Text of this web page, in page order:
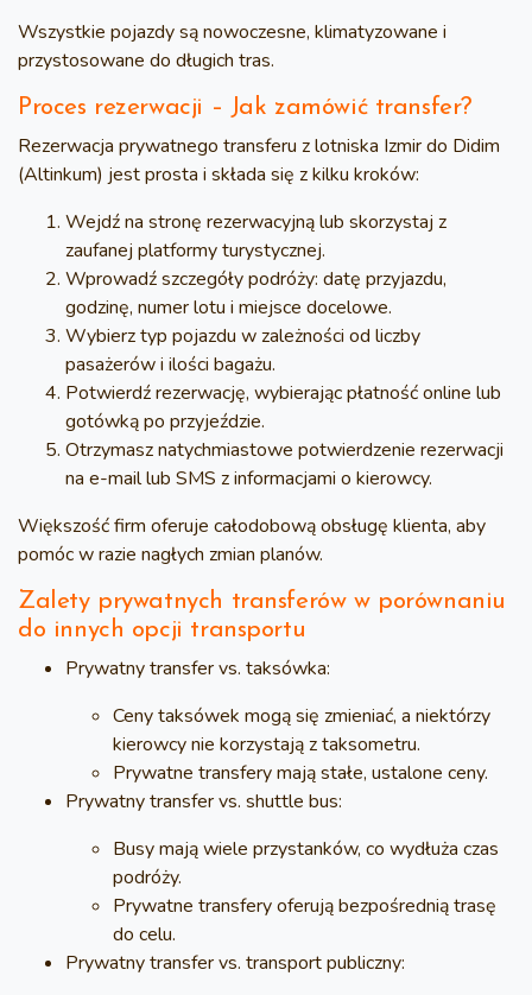
Wszystkie pojazdy są nowoczesne, klimatyzowane i
przystosowane do długich tras.
Proces rezerwacji – Jak zamówić transfer?
Rezerwacja prywatnego transferu z lotniska Izmir do Didim
(Altinkum) jest prosta i składa się z kilku kroków:
Wejdź na stronę rezerwacyjną lub skorzystaj z
zaufanej platformy turystycznej.
Wprowadź szczegóły podróży: datę przyjazdu,
godzinę, numer lotu i miejsce docelowe.
Wybierz typ pojazdu w zależności od liczby
pasażerów i ilości bagażu.
Potwierdź rezerwację, wybierając płatność online lub
gotówką po przyjeździe.
Otrzymasz natychmiastowe potwierdzenie rezerwacji
na e-mail lub SMS z informacjami o kierowcy.
Większość firm oferuje całodobową obsługę klienta, aby
pomóc w razie nagłych zmian planów.
Zalety prywatnych transferów w porównaniu
do innych opcji transportu
Prywatny transfer vs. taksówka:
Ceny taksówek mogą się zmieniać, a niektórzy
kierowcy nie korzystają z taksometru.
Prywatne transfery mają stałe, ustalone ceny.
Prywatny transfer vs. shuttle bus:
Busy mają wiele przystanków, co wydłuża czas
podróży.
Prywatne transfery oferują bezpośrednią trasę
do celu.
Prywatny transfer vs. transport publiczny: